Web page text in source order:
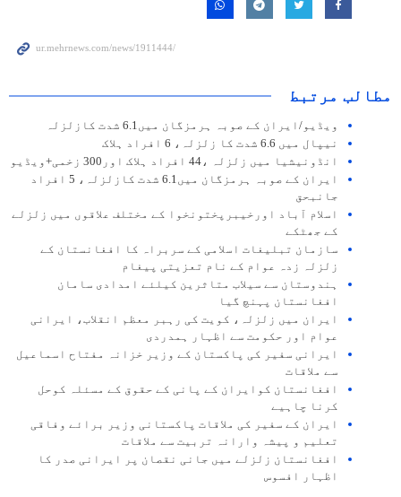
مطالب مرتبط
ویڈیو/ایران کے صوبہ ہرمزگان میں6.1 شدت کازلزلہ
نیپال میں 6.6 شدت کا زلزلہ، 6 افراد ہلاک
انڈونیشیا میں زلزلہ ،44 افراد ہلاک اور300 زخمی+ویڈیو
ایران کے صوبہ ہرمزگان میں6.1 شدت کازلزلہ، 5 افراد
جانبحق
اسلام آباد اورخیبرپختونخوا کے مختلف علاقوں میں زلزلے
کے جھٹکے
سازمان تبلیغات اسلامی کے سربراہ کا افغانستان کے
زلزلہ زدہ عوام کے نام تعزیتی پیغام
ہندوستان سے سیلاب متاثرین کیلئے امدادی سامان
افغانستان پہنچ گیا
ایران میں زلزلہ، کویت کی رہبر معظم انقلاب، ایرانی
عوام اور حکومت سے اظہار ہمدردی
ایرانی سفیر کی پاکستان کے وزیر خزانہ مفتاح اسماعیل
سے ملاقات
افغانستان کوایران کے پانی کے حقوق کے مسئلہ کوحل
کرنا چاہیے
ایران کے سفیر کی ملاقات پاکستانی وزیر برائے وفاقی
تعلیم و پیشہ وارانہ تربیت سے ملاقات
افغانستان زلزلے میں جانی نقصان پر ایرانی صدر کا
اظہار افسوس